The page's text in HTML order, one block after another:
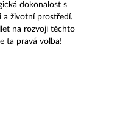
dokonalost s
a životní prostředí.
na rozvoji těchto
ta pravá volba!